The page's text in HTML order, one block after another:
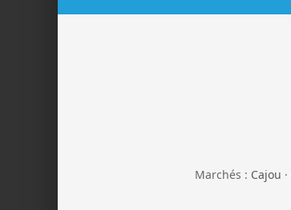
Marchés : Cajou ·